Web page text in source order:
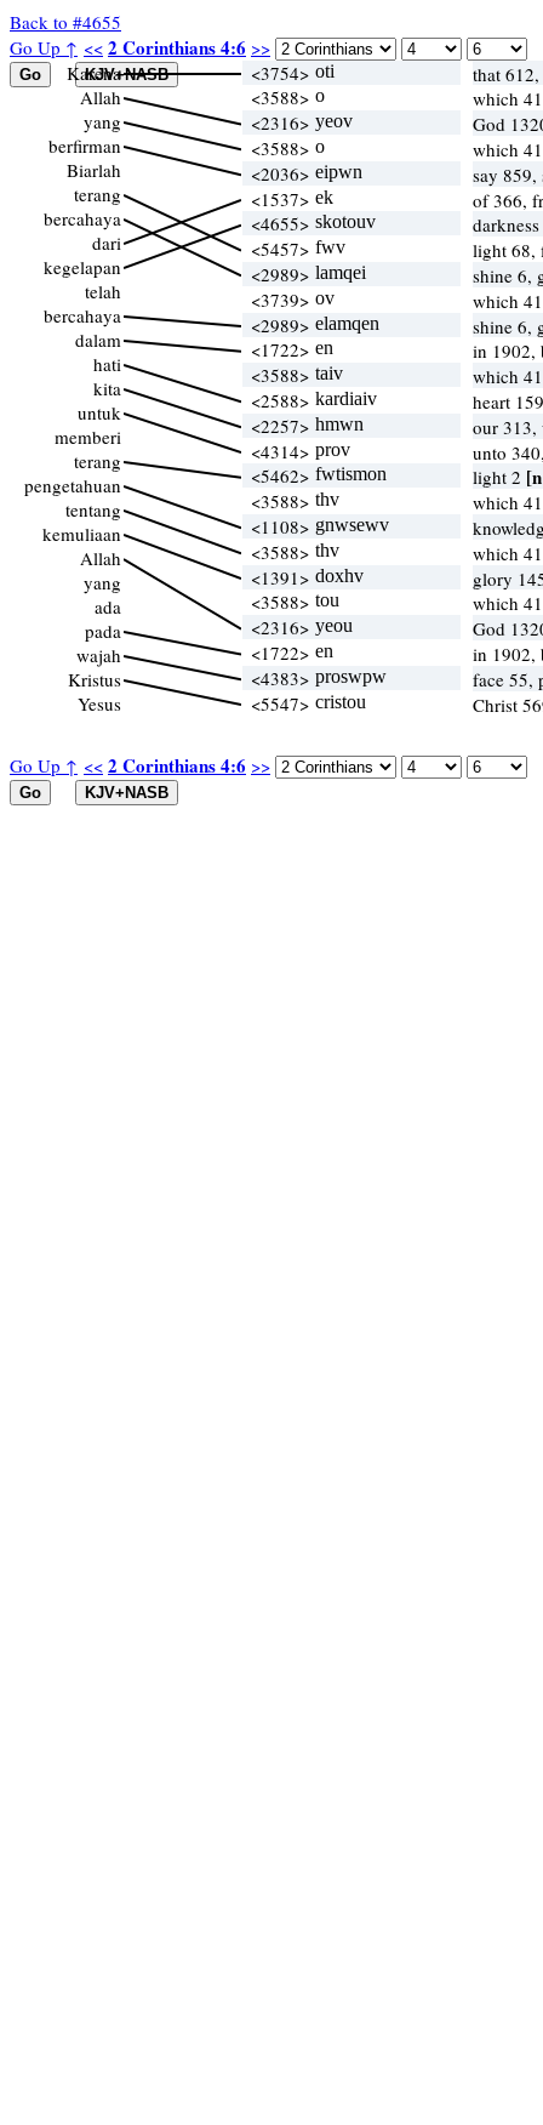
Back to #4655
Go Up ↑ << 2 Corinthians 4:6 >>
Go Up ↑ << 2 Corinthians 4:6 >>
Karena
Allah
yang
berfirman
Biarlah
terang
bercahaya
dari
kegelapan
telah
bercahaya
dalam
hati
kita
untuk
memberi
terang
pengetahuan
tentang
kemuliaan
Allah
yang
ada
pada
wajah
Kristus
Yesus
<3754> oti
that
<3588> o
which
<2316> yeov
God
<3588> o
which
<2036> eipwn
say
<1537> ek
of 366,
<4655> skotouv
<5457> fwv
light 68,
<2989> lamqei
shine 6,
<3739> ov
which
<2989> elamqen
shine 6,
<1722> en
in
<3588> taiv
which
<2588> kardiaiv
heart
<2257> hmwn
our
<4314> prov
unto
<5462> fwtismon light 2
<3588> thv
which
<1108> gnwsewv
<3588> thv
which
<1391> doxhv
glory
<3588> tou
which
<2316> yeou
God
<1722> en
in
<4383> proswpw
face 55,
<5547> cristou Christ